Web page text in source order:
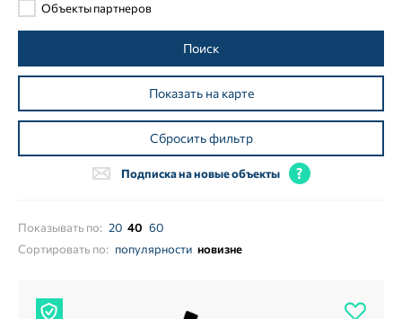
Объекты партнеров
Поиск
Показать на карте
Сбросить фильтр
Подписка на новые объекты
Показывать по: 20 40 60
Сортировать по: популярности новизне